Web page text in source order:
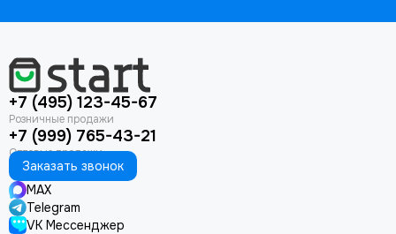
+7 (495) 123-45-67
+7 (999) 765-43-21
Заказать звонок
MAX
Telegram
VK Мессенджер